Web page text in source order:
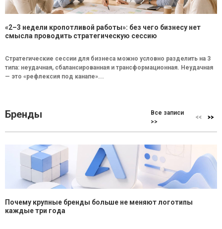
«2–3 недели кропотливой работы»: без чего бизнесу нет
смысла проводить стратегическую сессию
Стратегические сессии для бизнеса можно условно разделить на 3
типа: неудачная, сбалансированная и трансформационная. Неудачная
— это «рефлексия под канапе»...
Бренды
Все записи
>>
Почему крупные бренды больше не меняют логотипы
каждые три года